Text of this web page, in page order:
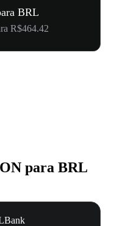
BRL
R$464.42
para BRL